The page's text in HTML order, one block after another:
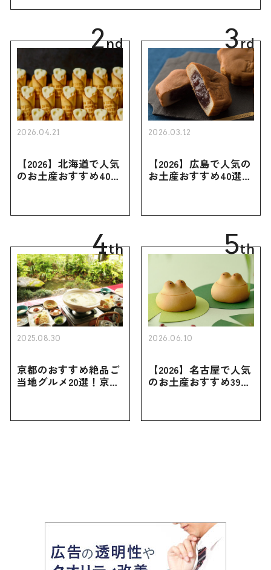
2nd
2026.04.21
【2026】北海道で人気
のお土産おすすめ40選
買えない限定品、女性
3rd
2026.03.12
【2026】広島で人気の
お土産おすすめ40選｜
き用、女性向けまで幅
4th
2025.08.30
京都のおすすめ絶品ご
当地グルメ20選！京都
5th
2026.06.10
【2026】名古屋で人気
のお土産おすすめ39選
お土産・ばらまき用ま